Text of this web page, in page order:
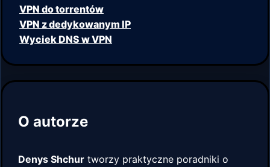
VPN do torrentów
VPN z dedykowanym IP
Wyciek DNS w VPN
O autorze
Denys Shchur tworzy praktyczne poradniki o